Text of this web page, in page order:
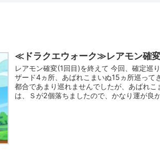
≪ドラクエウォーク≫レアモン確
レアモン確変(1回目)を終えて 今回、確定巡
ザード4ヵ所、あばれこまいぬ15ヵ所巡って
都合であまり巡れませんでしたが、あばれこ
は、Ｓが2個落ちましたので、かなり運が良